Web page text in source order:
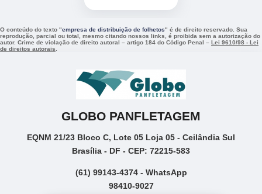
O conteúdo do texto "empresa de distribuição de folhetos" é de direito reservado. Sua
reprodução, parcial ou total, mesmo citando nossos links, é proibida sem a autorização do
autor. Crime de violação de direito autoral – artigo 184 do Código Penal – Lei 9610/98 - Lei
de direitos autorais
GLOBO PANFLETAGEM
EQNM 21/23 Bloco C, Lote 05 Loja 05 - Ceilândia Sul
Brasília - DF - CEP: 72215-583
(61) 99143-4374 - WhatsApp
98410-9027